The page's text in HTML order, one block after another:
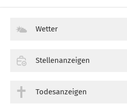
Wetter
Stellenanzeigen
Todesanzeigen